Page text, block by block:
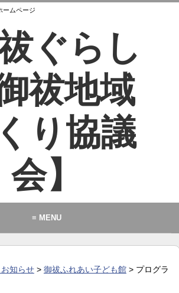
ームページ
≡ MENU
知らせ> 御祓ふれあい子ども館> プログラ